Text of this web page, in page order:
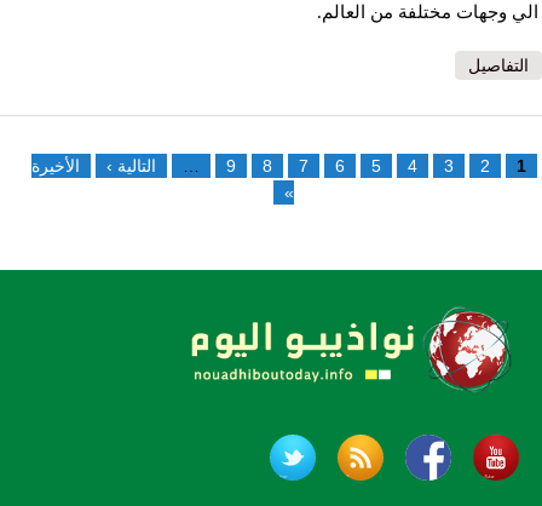
الي وجهات مختلفة من العالم.
التفاصيل
الصفحات
1
2
3
4
5
6
7
8
9 التالية ›
الأخيرة
»